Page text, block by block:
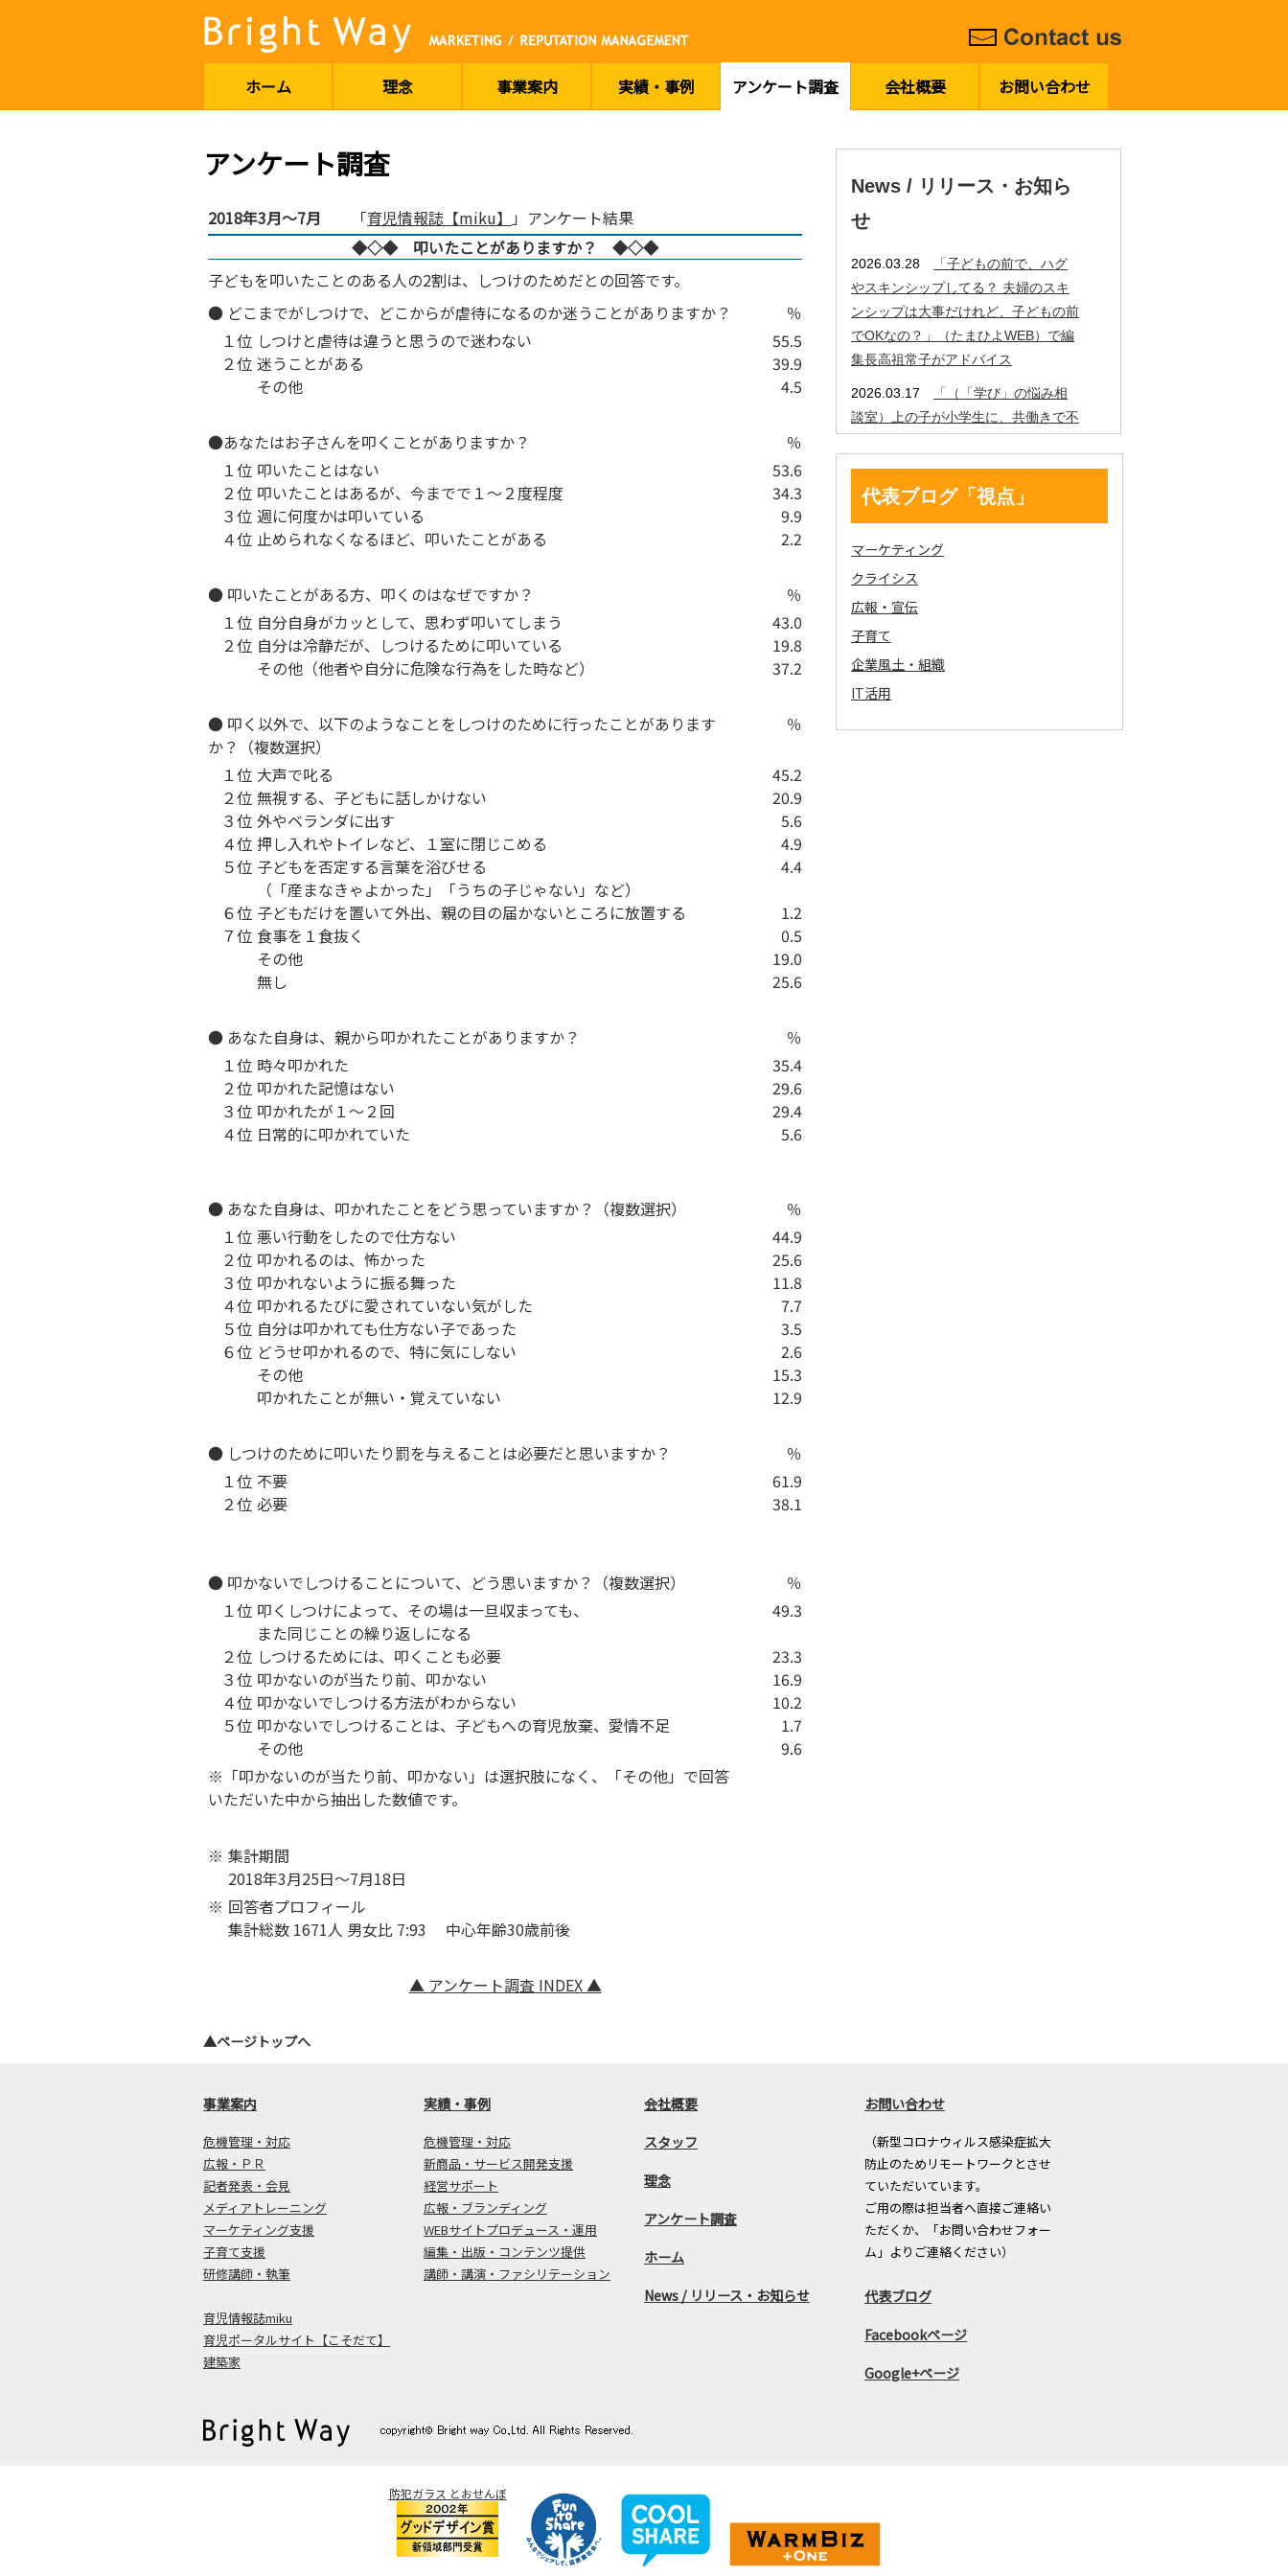
ホーム 理念 事業案内 実績・事例 アンケート調査 会社概要 お問い合わせ
アンケート調査
2018年3月～7月 「育児情報誌【miku】 」アンケート結果
◆◇◆ 叩いたことがありますか？ ◆◇◆
子どもを叩いたことのある人の2割は、しつけのためだとの回答です。
● どこまでがしつけで、どこからが虐待になるのか迷うことがありますか？
％
１位
２位
しつけと虐待は違うと思うので迷わない
迷うことがある
その他
55.5
39.9
4.5
●あなたはお子さんを叩くことがありますか？
％
１位
２位
３位
４位
叩いたことはない
叩いたことはあるが、今までで１～２度程度
週に何度かは叩いている
止められなくなるほど、叩いたことがある
53.6
34.3
9.9
2.2
● 叩いたことがある方、叩くのはなぜですか？
％
１位
２位
自分自身がカッとして、思わず叩いてしまう
自分は冷静だが、しつけるために叩いている
その他（他者や自分に危険な行為をした時など）
43.0
19.8
37.2
● 叩く以外で、以下のようなことをしつけのために行ったことがあります
か？（複数選択）
％
１位
２位
３位
４位
５位
６位
７位
大声で叱る
無視する、子どもに話しかけない
外やベランダに出す
押し入れやトイレなど、１室に閉じこめる
子どもを否定する言葉を浴びせる
（「産まなきゃよかった」「うちの子じゃない」など）
子どもだけを置いて外出、親の目の届かないところに放置する
食事を１食抜く
その他
無し
45.2
20.9
5.6
4.9
4.4
1.2
0.5
19.0
25.6
● あなた自身は、親から叩かれたことがありますか？
％
１位
２位
３位
４位
時々叩かれた
叩かれた記憶はない
叩かれたが１～２回
日常的に叩かれていた
35.4
29.6
29.4
5.6
● あなた自身は、叩かれたことをどう思っていますか？（複数選択）
％
１位
２位
３位
４位
５位
６位
悪い行動をしたので仕方ない
叩かれるのは、怖かった
叩かれないように振る舞った
叩かれるたびに愛されていない気がした
自分は叩かれても仕方ない子であった
どうせ叩かれるので、特に気にしない
その他
叩かれたことが無い・覚えていない
44.9
25.6
11.8
7.7
3.5
2.6
15.3
12.9
● しつけのために叩いたり罰を与えることは必要だと思いますか？
％
１位
２位
不要
必要
61.9
38.1
● 叩かないでしつけることについて、どう思いますか？（複数選択）
％
１位
２位
３位
４位
５位
叩くしつけによって、その場は一旦収まっても、
また同じことの繰り返しになる
しつけるためには、叩くことも必要
叩かないのが当たり前、叩かない
叩かないでしつける方法がわからない
叩かないでしつけることは、子どもへの育児放棄、愛情不足
その他
49.3
23.3
16.9
10.2
1.7
9.6
※「叩かないのが当たり前、叩かない」は選択肢になく、「その他」で回答
いただいた中から抽出した数値です。
※ 集計期間
2018年3月25日～7月18日
※ 回答者プロフィール
集計総数 1671人 男女比 7:93 中心年齢30歳前後
▲ アンケート調査 INDEX ▲
代表ブログ「視点」
マーケティング
クライシス
広報・宣伝
子育て
企業風土・組織
IT活用
▲ページトップへ
事業案内
危機管理・対応
広報・ＰＲ
記者発表・会見
メディアトレーニング
マーケティング支援
子育て支援
研修講師・執筆
育児情報誌miku
育児ポータルサイト【こそだて】
建築家
実績・事例
危機管理・対応
新商品・サービス開発支援
経営サポート
広報・ブランディング
WEBサイトプロデュース・運用
編集・出版・コンテンツ提供
講師・講演・ファシリテーション
会社概要
スタッフ
理念
アンケート調査
ホーム
News / リリース・お知らせ
お問い合わせ
（新型コロナウィルス感染症拡大
防止のためリモートワークとさせ
ていただいています。
ご用の際は担当者へ直接ご連絡い
ただくか、「お問い合わせフォー
ム」よりご連絡ください）
代表ブログ
Facebookページ
Google+ページ
防犯ガラス とおせんぼ